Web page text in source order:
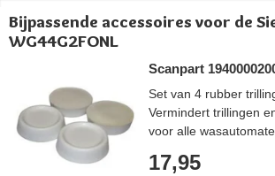
Bijpassende accessoires voor de
WG44G2FONL
Scanpart
Set van 4 rubber
Vermindert trillingen
voor alle
onder de voetjes van
17,95